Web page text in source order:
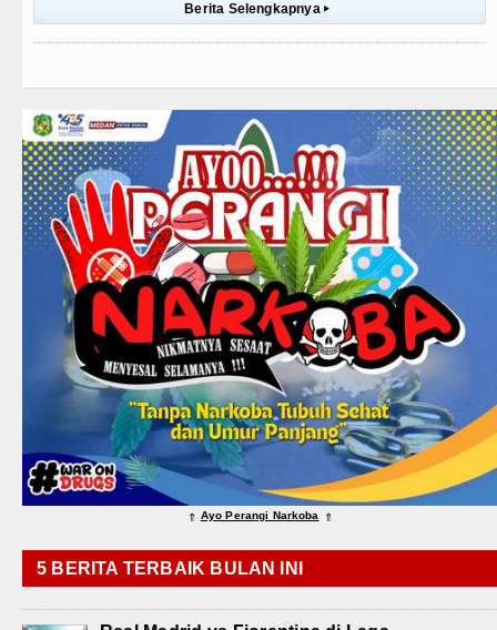
Berita Selengkapnya ▸
⇑ Ayo Perangi Narkoba ⇑
5 BERITA TERBAIK BULAN INI